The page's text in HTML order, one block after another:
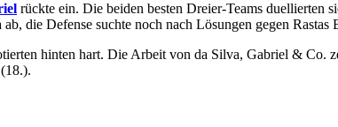
rückte ein. Die beiden besten Dreier-Teams duellierten
die Defense suchte noch nach Lösungen gegen
hinten hart. Die Arbeit von da Silva, Gabriel & Co.